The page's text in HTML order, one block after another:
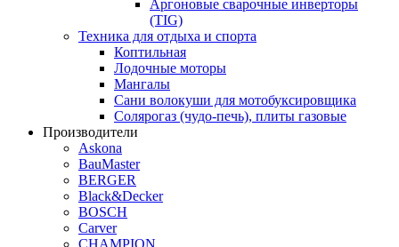
Аргоновые сварочные инверторы
(TIG)
Техника для отдыха и спорта
Коптильная
Лодочные моторы
Мангалы
Сани волокуши для мотобуксировщика
Солярогаз (чудо-печь), плиты газовые
Производители
Askona
BauMaster
BERGER
Black&Decker
BOSCH
Carver
CHAMPION